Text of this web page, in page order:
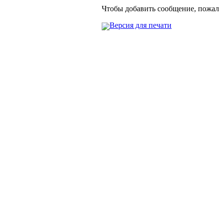
Чтобы добавить сообщение,
Версия для печати